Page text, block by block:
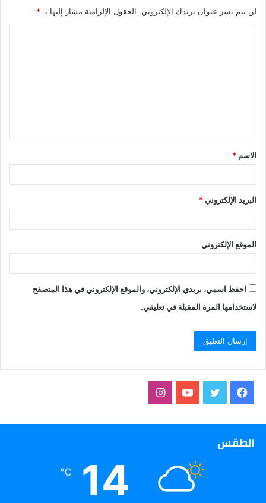
لن يتم نشر عنوان بريدك الإلكتروني. الحقول الإلزامية مشار إليها بـ *
الاسم *
البريد الإلكتروني*
الموقع الإلكتروني
احفظ اسمي، بريدي الإلكتروني، والموقع الإلكتروني في هذا المتصفح
لاستخدامها المرة المقبلة في تعليقي.
فيسبوك تويتر يوتيوبانستقرام
الطقس
14
℃